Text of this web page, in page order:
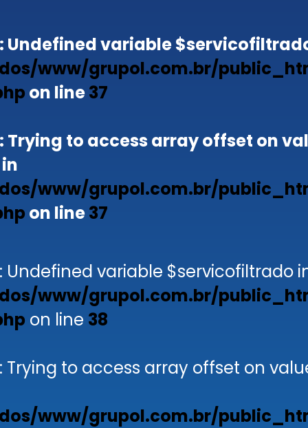
Undefined variable
www/grupol.com.br/
on line37
Trying to access array offset on
www/grupol.com.br/
on line37
Undefined variable $servicofiltrado
www/grupol.com.br/
on line 38
Trying to access array offset on
www/grupol.com.br/